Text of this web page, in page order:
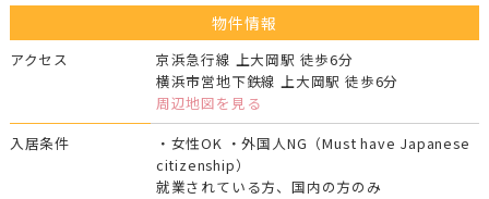
物件情報
アクセス
京浜急行線 上大岡駅 徒歩6分
横浜市営地下鉄線 上大岡駅 徒歩6分
周辺地図を見る
入居条件
・女性OK ・外国人NG（Must have Japanese
citizenship）
就業されている方、国内の方のみ